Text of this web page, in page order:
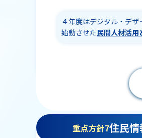
４年度はデジタル・デ
始動させた民間人材活用
重点方針7住民